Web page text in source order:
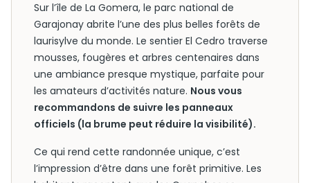
Sur l’île de La Gomera, le parc national de
Garajonay abrite l’une des plus belles forêts de
laurisylve du monde. Le sentier El Cedro traverse
mousses, fougères et arbres centenaires dans
une ambiance presque mystique, parfaite pour
les amateurs d’activités nature. Nous vous
recommandons de suivre les panneaux
officiels (la brume peut réduire la visibilité).
Ce qui rend cette randonnée unique, c’est
l’impression d’être dans une forêt primitive. Les